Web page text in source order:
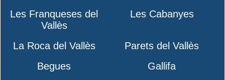
Les Franqueses del
Vallès
Les Cabanyes
La Roca del Vallès
Parets del Vallès
Begues
Gallifa